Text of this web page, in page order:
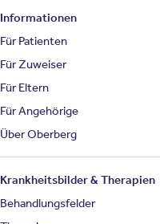
Informationen
Für Patienten
Für Zuweiser
Für Eltern
Für Angehörige
Über Oberberg
Krankheitsbilder & Therapien
Behandlungsfelder